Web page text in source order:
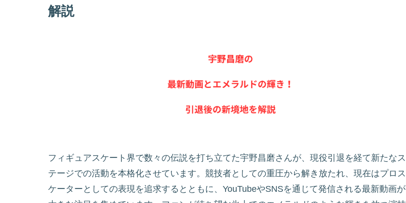
解説
フィギュアスケート界で数々の伝説を打ち立てた宇野昌磨さんが、現役引退を経て新たなス
テージでの活動を本格化させています。競技者としての重圧から解き放たれ、現在はプロス
ケーターとしての表現を追求するとともに、YouTubeやSNSを通じて発信される最新動画が